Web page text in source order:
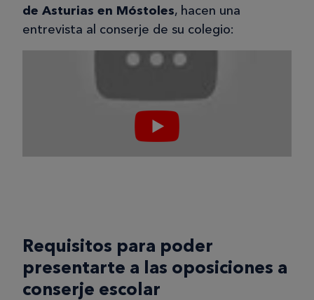
de Asturias en Móstoles, hacen una
entrevista al conserje de su colegio:
Requisitos para poder
presentarte a las oposiciones a
conserje escolar